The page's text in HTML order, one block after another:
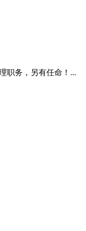
职务，另有任命！...